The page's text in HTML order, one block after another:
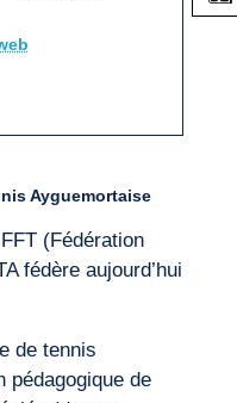
Ayguemortaise
(Fédération
fédère aujourd’hui
de tennis
pédagogique de